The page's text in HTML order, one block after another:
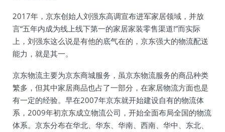
2017年，京东创始人刘强东高调宣布进军家居领域，并放
言“五年内成为线上线下第一的家居家装零售渠道!”而实际
上，刘强东这么说是有他的底气在的，京东强大的物流配送
能力，就是其一。
京东物流主要为京东商城服务，虽京东物流服务的商品种类
繁多，但其中家居商品也占了一部分，在家居物流方面也是
有一定的经验。早在2007年京东就开始建设自有的物流体
系，2009年初京东成立物流公司，开始全面布局全国的物流
体系。京东分布在华北、华东、华南、西南、华中、东北、